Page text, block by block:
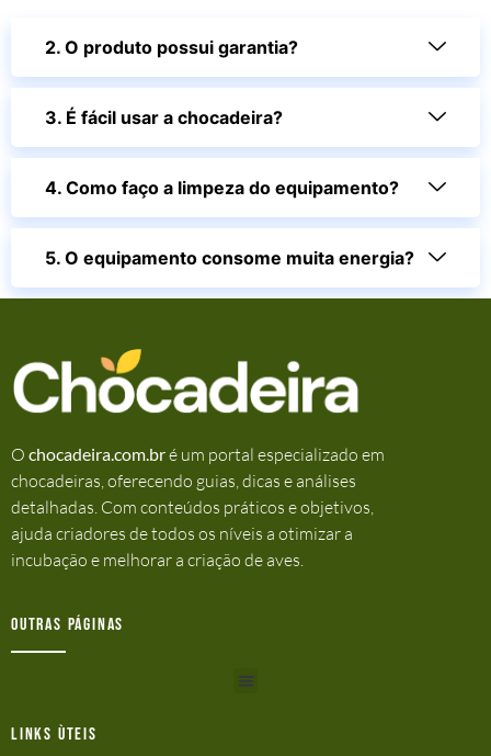
2. O produto possui garantia?
3. É fácil usar a chocadeira?
4. Como faço a limpeza do equipamento?
5. O equipamento consome muita energia?
O chocadeira.com.bré um portal especializado em
chocadeiras, oferecendo guias, dicas e análises
detalhadas. Com conteúdos práticos e objetivos,
ajuda criadores de todos os níveis a otimizar a
incubação e melhorar a criação de aves.
Outras Páginas
Links ùteis